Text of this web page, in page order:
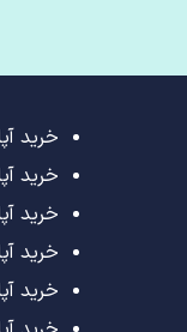
خرید
خرید
خرید
خرید
خرید